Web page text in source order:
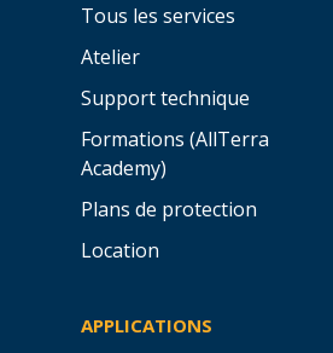
Tous les services
Atelier
Support technique
Formations (AllTerra
Academy)
Plans de protection
Location
APPLICATIONS